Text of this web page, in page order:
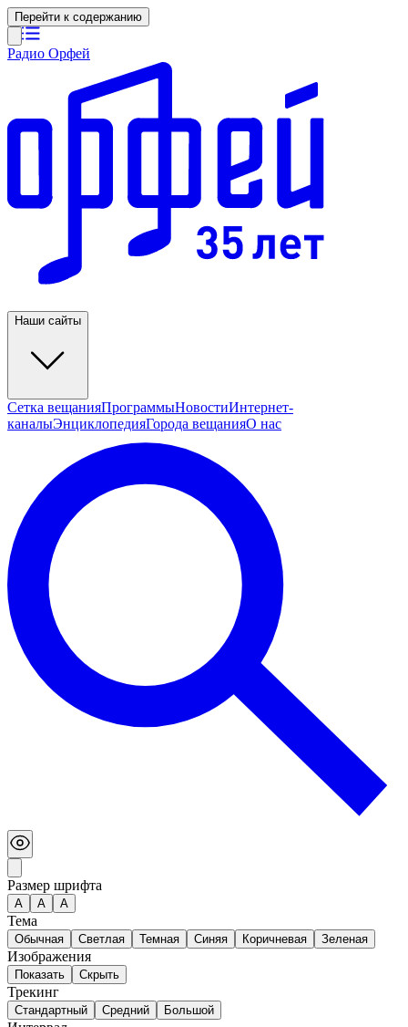
Перейти к содержанию
Радио Орфей
Наши сайты
Сетка вещанияПрограммыНовостиИнтернет-
каналыЭнциклопедияГорода вещанияО нас
Размер шрифта
А A A
Тема
Обычная Светлая Темная Синяя Коричневая Зеленая
Изображения
Показать Скрыть
Трекинг
Стандартный Средний Большой